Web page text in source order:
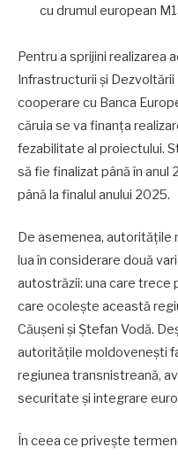
cu drumul european
Pentru a sprijini realizarea
Infrastructurii și
cooperare cu Banca
căruia se va finanța
fezabilitate al proiectului.
să fie finalizat până în
până la finalul anului 2025.
De asemenea, autoritățile
lua în considerare două
autostrăzii: una care trece
care ocolește această
Căușeni și Ștefan Vodă.
autoritățile moldovenești
regiunea transnistreană,
securitate și integrare
În ceea ce privește